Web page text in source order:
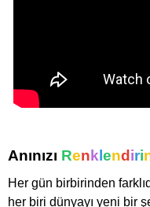
Anınızı Renklendiri
Her gün birbirinden
her biri dünyayı yeni bir